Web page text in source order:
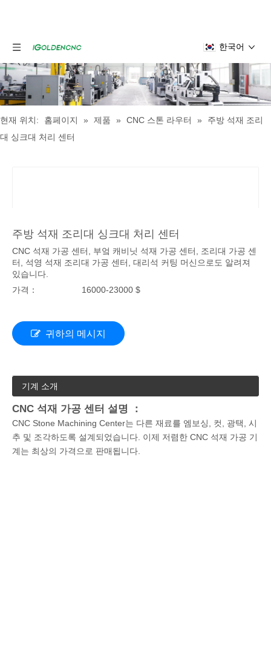
한국어
현재 위치: 홈페이지 » 제품 » CNC 스톤 라우터 »
주방 석재 조리
대 싱크대 처리 센터
주방 석재 조리대 싱크대 처리 센터
CNC 석재 가공 센터, 부엌 캐비닛 석재 가공 센터, 조리대 가공 센
터, 석영 석재 조리대 가공 센터, 대리석 커팅 머신으로도 알려져
있습니다.
가격：
16000-23000 $
귀하의 메시지
기계 소개
CNC 석재 가공 센터 설명 ：
CNC Stone Machining Center는 다른 재료를 엠보싱, 컷, 광택, 시
추 및 조각하도록 설계되었습니다. 이제 저렴한 CNC 석재 가공 기
계는 최상의 가격으로 판매됩니다.